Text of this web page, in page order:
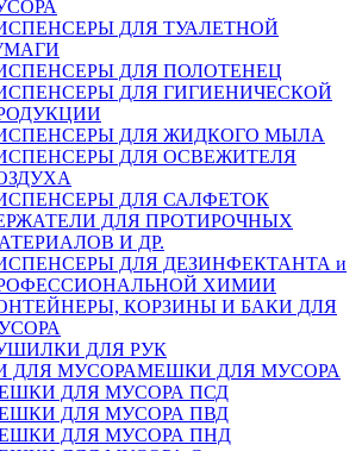
ДЛЯ ТУАЛЕТНОЙ
ДЛЯ ПОЛОТЕНЕЦ
ДЛЯ ГИГИЕНИЧЕСКОЙ
ДЛЯ ЖИДКОГО МЫЛА
ДЛЯ ОСВЕЖИТЕЛЯ
ДЛЯ САЛФЕТОК
ДЛЯ ПРОТИРОЧНЫХ
И ДР.
ДЛЯ ДЕЗИНФЕКТАНТА и
ХИМИИ
КОРЗИНЫ И БАКИ ДЛЯ
ДЛЯ РУК
ДЛЯ МУСОРАМЕШКИ ДЛЯ МУСОРА
ДЛЯ МУСОРА ПСД
ДЛЯ МУСОРА ПВД
ДЛЯ МУСОРА ПНД